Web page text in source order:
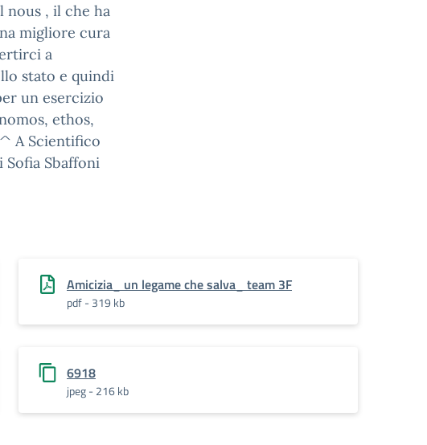
nous , il che ha
migliore cura
a
stato e quindi
un esercizio
ethos,
A Scientifico
Sofia Sbaffoni
Amicizia_ un legame che salva_ team 3F
pdf - 319 kb
6918
jpeg - 216 kb